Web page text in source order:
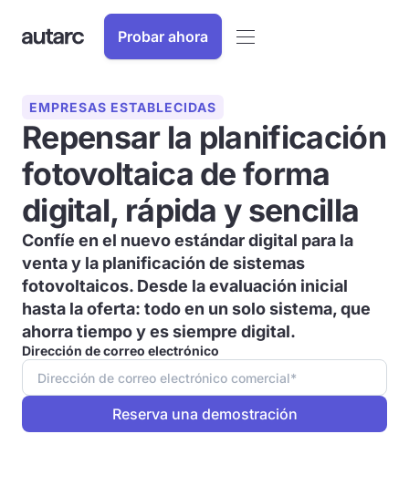
Probar ahora
EMPRESAS ESTABLECIDAS
Repensar la planificación
fotovoltaica de forma
digital, rápida y sencilla
Confíe en el nuevo estándar digital para la
venta y la planificación de sistemas
fotovoltaicos. Desde la evaluación inicial
hasta la oferta: todo en un solo sistema, que
ahorra tiempo y es siempre digital.
Dirección de correo electrónico